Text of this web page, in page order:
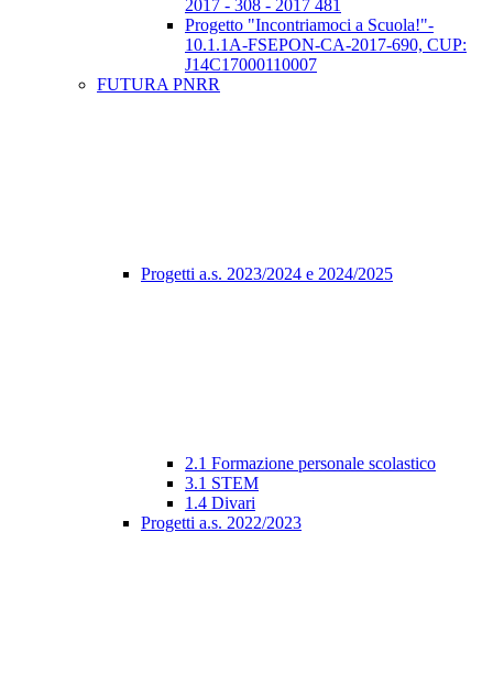
2017 - 308 - 2017 481
Progetto "Incontriamoci a Scuola!"-
10.1.1A-FSEPON-CA-2017-690, CUP:
J14C17000110007
FUTURA PNRR
Progetti a.s. 2023/2024 e 2024/2025
2.1 Formazione personale scolastico
3.1 STEM
1.4 Divari
Progetti a.s. 2022/2023